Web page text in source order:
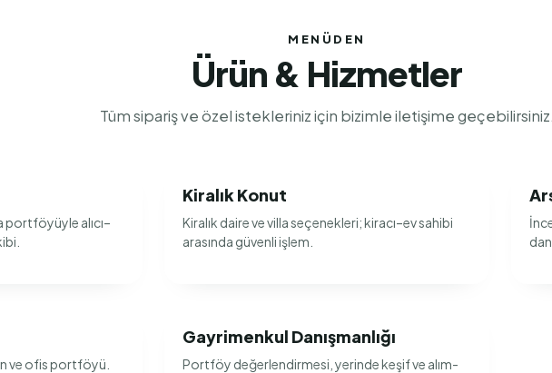
MENÜDEN
Ürün & Hizmetler
Tüm sipariş ve özel istekleriniz için bizimle iletişime geçebilirsiniz.
portföyüyle alıcı–
Kiralık Konut
Kiralık daire ve villa seçenekleri; kiracı–ev sahibi
arasında güvenli işlem.
ve ofis portföyü.
Gayrimenkul Danışmanlığı
Portföy değerlendirmesi, yerinde keşif ve alım-